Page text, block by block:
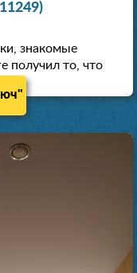
знакомые
получил то, что